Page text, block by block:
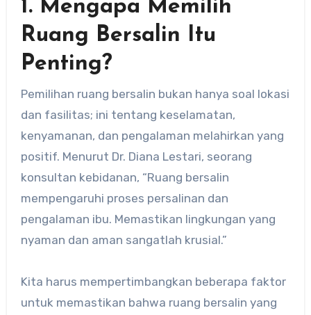
1. Mengapa Memilih
Ruang Bersalin Itu
Penting?
Pemilihan ruang bersalin bukan hanya soal lokasi
dan fasilitas; ini tentang keselamatan,
kenyamanan, dan pengalaman melahirkan yang
positif. Menurut Dr. Diana Lestari, seorang
konsultan kebidanan, “Ruang bersalin
mempengaruhi proses persalinan dan
pengalaman ibu. Memastikan lingkungan yang
nyaman dan aman sangatlah krusial.”
Kita harus mempertimbangkan beberapa faktor
untuk memastikan bahwa ruang bersalin yang